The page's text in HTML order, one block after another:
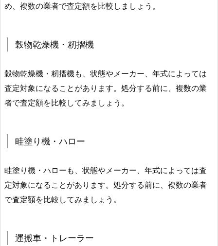
め、複数の業者で査定額を比較しましょう。
穀物乾燥機・籾摺機
穀物乾燥機・籾摺機も、状態やメーカー、年式によっては
査定対象になることがあります。処分する前に、複数の業
者で査定額を比較してみましょう。
畦塗り機・ハロー
畦塗り機・ハローも、状態やメーカー、年式によっては査
定対象になることがあります。処分する前に、複数の業者
で査定額を比較してみましょう。
運搬車・トレーラー